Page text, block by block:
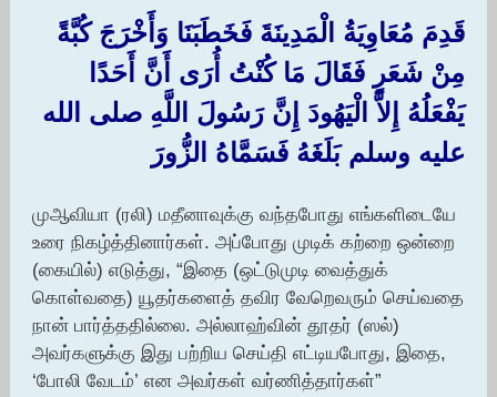
قَدِمَ مُعَاوِيَةُ الْمَدِينَةَ فَخَطَبَنَا وَأَخْرَجَ كُبَّةً
مِنْ شَعَرٍ فَقَالَ مَا كُنْتُ أُرَى أَنَّ أَحَدًا
يَفْعَلُهُ إِلاَّ الْيَهُودَ إِنَّ رَسُولَ اللَّهِ صلى الله
عليه وسلم بَلَغَهُ فَسَمَّاهُ الزُّورَ
முஆவியா (ரலி) மதீனாவுக்கு வந்தபோது எங்களிடையே
உரை நிகழ்த்தினார்கள். அப்போது முடிக் கற்றை ஒன்றை
(கையில்) எடுத்து, “இதை (ஒட்டுமுடி வைத்துக்
கொள்வதை) யூதர்களைத் தவிர வேறெவரும் செய்வதை
நான் பார்த்ததில்லை. அல்லாஹ்வின் தூதர் (ஸல்)
அவர்களுக்கு இது பற்றிய செய்தி எட்டியபோது, இதை,
‘போலி வேடம்’ என அவர்கள் வர்ணித்தார்கள்”